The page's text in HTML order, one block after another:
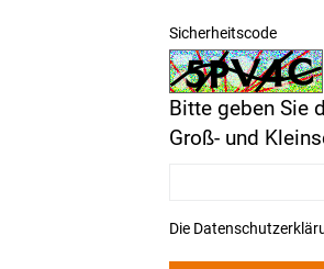
Sicherheitscode
Bitte geben Sie
Groß- und
Die